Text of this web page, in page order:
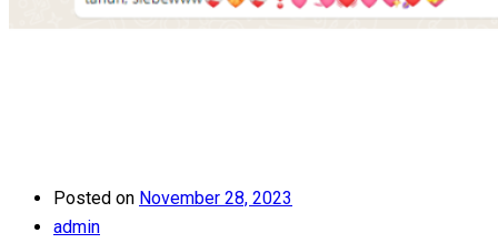
Posted on November 28, 2023
admin